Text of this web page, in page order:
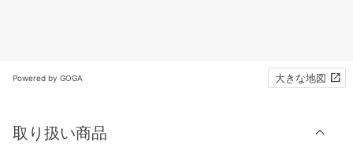
Powered by GOGA 大きな地図
取り扱い商品